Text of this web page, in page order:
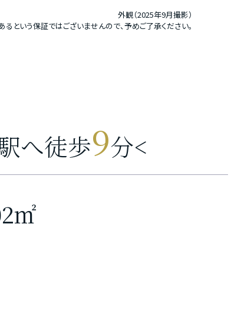
外観（2025年9月撮影）
いう保証ではございませんので、予めご了承ください。
へ徒歩9分<
㎡